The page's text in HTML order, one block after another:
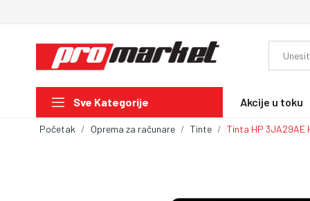
Sve Kategorije Akcije u toku
Početak Oprema za računare Tinte Tinta HP 3JA29AE